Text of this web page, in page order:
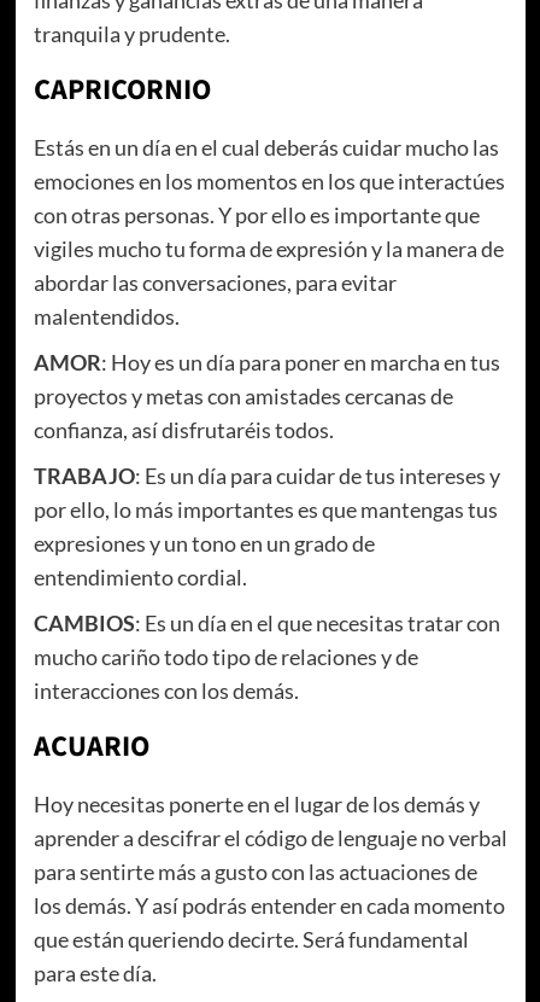
tranquila y prudente.
CAPRICORNIO
Estás en un día en el cual deberás cuidar mucho las
emociones en los momentos en los que interactúes
con otras personas. Y por ello es importante que
vigiles mucho tu forma de expresión y la manera de
abordar las conversaciones, para evitar
malentendidos.
AMOR: Hoy es un día para poner en marcha en tus
proyectos y metas con amistades cercanas de
confianza, así disfrutaréis todos.
TRABAJO: Es un día para cuidar de tus intereses y
por ello, lo más importantes es que mantengas tus
expresiones y un tono en un grado de
entendimiento cordial.
CAMBIOS: Es un día en el que necesitas tratar con
mucho cariño todo tipo de relaciones y de
interacciones con los demás.
ACUARIO
Hoy necesitas ponerte en el lugar de los demás y
aprender a descifrar el código de lenguaje no verbal
para sentirte más a gusto con las actuaciones de
los demás. Y así podrás entender en cada momento
que están queriendo decirte. Será fundamental
para este día.